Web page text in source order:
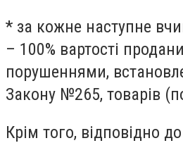
* за кожне наступне
– 100% вартості
порушеннями,
Закону №265, товарів
Крім того, відповідно